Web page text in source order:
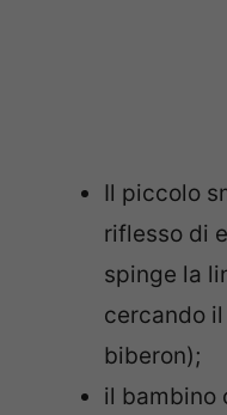
Il piccolo
riflesso di
spinge la
cercando
biberon);
il bambino